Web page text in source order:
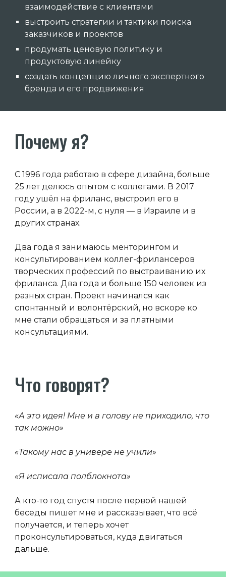
взаимодействие с клиентами
выстроить стратегии и тактики поиска
заказчиков и проектов
продумать ценовую политику и
продуктовую линейку
создать концепцию личного экспертного
бренда и его продвижения
Почему я?
С 1996 года работаю в сфере дизайна, больше
25 лет делюсь опытом с коллегами. В 2017
году ушёл на фриланс, выстроил его в
России, а в 2022-м, с нуля — в Израиле и в
других странах.
Два года я занимаюсь менторингом и
консультированием коллег-фрилансеров
творческих профессий по выстраиванию их
фриланса.Два года и больше 150 человек из
разных стран. Проект начинался как
спонтанный и волонтёрский, но вскоре ко
мне стали обращаться и за платными
консультациями.
Что говорят?
«А это идея! Мне и в голову не приходило, что
так можно»
«Такому нас в универе не учили»
«Я исписала полблокнота»
А кто-то год спустя после первой нашей
беседы пишет мне и рассказывает, что всё
получается, и теперь хочет
проконсультироваться, куда двигаться
дальше.